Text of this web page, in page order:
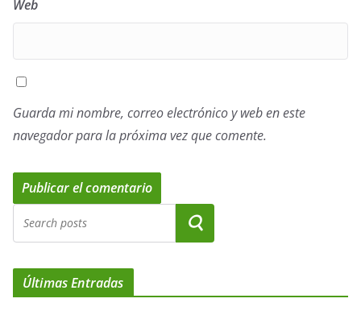
Web
Guarda mi nombre, correo electrónico y web en este
navegador para la próxima vez que comente.
Últimas Entradas